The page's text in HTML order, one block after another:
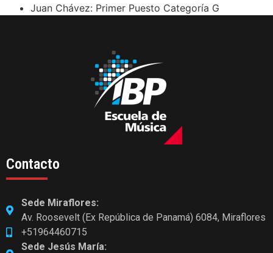
Juan Chávez: Primer Puesto Categoría G
Contacto
Sede Miraflores:
Av. Roosevelt (Ex República de Panamá) 6084, Miraflores
+51964460715
Sede Jesús María: